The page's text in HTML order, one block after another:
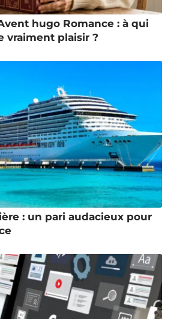
hugo Romance : à qui
vraiment plaisir ?
: un pari audacieux pour